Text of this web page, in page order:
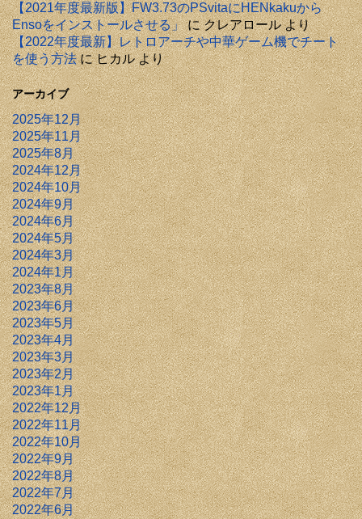
【2021年度最新版】FW3.73のPSvitaにHENkakuから
Ensoをインストールさせる」にクレアロールより
【2022年度最新】レトロアーチや中華ゲーム機でチート
を使う方法にヒカルより
アーカイブ
2025年12月
2025年11月
2025年8月
2024年12月
2024年10月
2024年9月
2024年6月
2024年5月
2024年3月
2024年1月
2023年8月
2023年6月
2023年5月
2023年4月
2023年3月
2023年2月
2023年1月
2022年12月
2022年11月
2022年10月
2022年9月
2022年8月
2022年7月
2022年6月